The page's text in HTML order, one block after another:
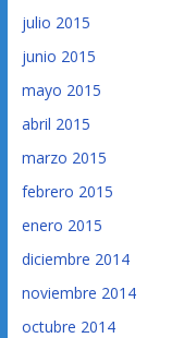
julio 2015
junio 2015
mayo 2015
abril 2015
marzo 2015
febrero 2015
enero 2015
diciembre 2014
noviembre 2014
octubre 2014